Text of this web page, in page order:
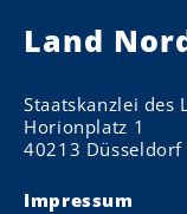
Land
Staatskanzlei des
Horionplatz 1
40213 Düsseldorf
Impressum